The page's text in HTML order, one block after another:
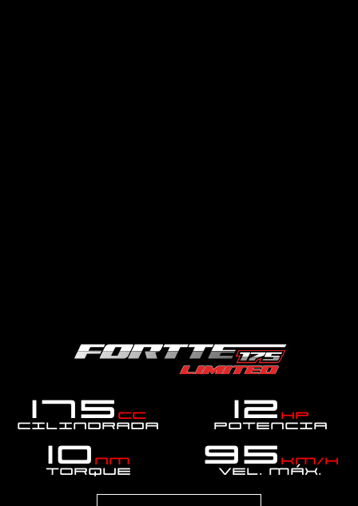
175 cc
Cilindrada 12 hp
Potencia
10 Nm
Torque 95 km/h
Vel. MÁX.